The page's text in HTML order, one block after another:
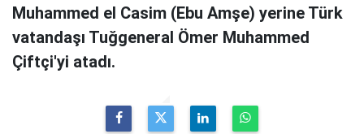
Muhammed el Casim (Ebu Amşe) yerine Türk
vatandaşı Tuğgeneral Ömer Muhammed
Çiftçi'yi atadı.